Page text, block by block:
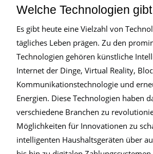
Welche Technologien
Es gibt heute eine Vielzahl von
tägliches Leben prägen. Zu den
Technologien gehören künstliche
Internet der Dinge, Virtual Reality,
Kommunikationstechnologie und
Energien. Diese Technologien haben
verschiedene Branchen zu
Möglichkeiten für Innovationen zu
intelligenten Haushaltsgeräten über